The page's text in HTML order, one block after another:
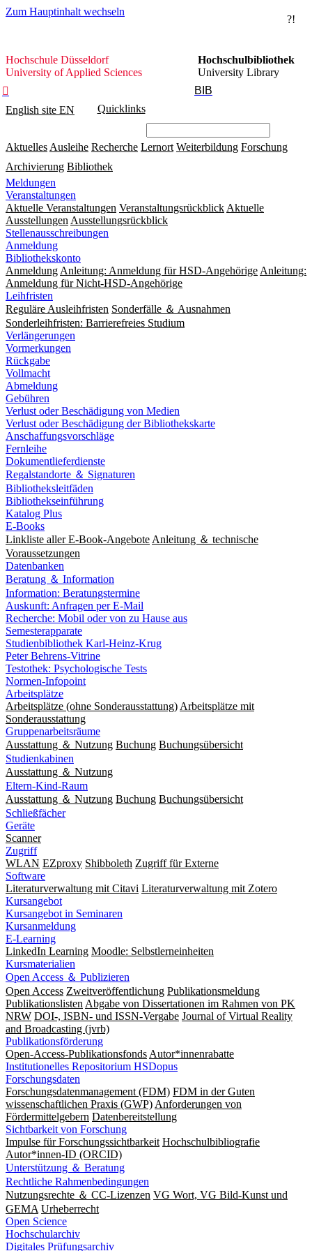
Zum Hauptinhalt wechseln
?!
Hochschule
Düsseldorf
Hochschule Düsseldorf
University of Applied Sciences
Hochschulbibliothek
University Library

BIB
English site EN Quicklinks
Aktuelles Ausleihe Recherche Lernort Weiterbildung Forschung
Archivierung Bibliothek
Meldungen
Veranstaltungen
Aktuelle Veranstaltungen Veranstaltungsrückblick Aktuelle
Ausstellungen Ausstellungsrückblick
Stellenausschreibungen
Anmeldung
Bibliothekskonto
Anmeldung Anleitung: Anmeldung für HSD-Angehörige Anleitung:
Anmeldung für Nicht-HSD-Angehörige
Leihfristen
Reguläre Ausleihfristen Sonderfälle ＆ Ausnahmen
Sonderleihfristen: Barrierefreies Studium
Verlängerungen
Vormerkungen
Rückgabe
Vollmacht
Abmeldung
Gebühren
Verlust oder Beschädigung von Medien
Verlust oder Beschädigung der Bibliothekskarte
Anschaffungsvorschläge
Fernleihe
Dokumentlieferdienste
Regalstandorte ＆ Signaturen
Bibliotheksleitfäden
Bibliothekseinführung
Katalog Plus
E-Books
Linkliste aller E-Book-Angebote Anleitung ＆ technische
Voraussetzungen
Datenbanken
Beratung ＆ Information
Information: Beratungstermine
Auskunft: Anfragen per E-Mail
Recherche: Mobil oder von zu Hause aus
Semesterapparate
Studienbibliothek Karl-Heinz-Krug
Peter Behrens-Vitrine
Testothek: Psychologische Tests
Normen-Infopoint
Arbeitsplätze
Arbeitsplätze (ohne Sonderausstattung) Arbeitsplätze mit
Sonderausstattung
Gruppenarbeitsräume
Ausstattung ＆ Nutzung Buchung Buchungsübersicht
Studienkabinen
Ausstattung ＆ Nutzung
Eltern-Kind-Raum
Ausstattung ＆ Nutzung Buchung Buchungsübersicht
Schließfächer
Geräte
Scanner
Zugriff
WLAN EZproxy Shibboleth Zugriff für Externe
Software
Literaturverwaltung mit Citavi Literaturverwaltung mit Zotero
Kursangebot
Kursangebot in Seminaren
Kursanmeldung
E-Learning
LinkedIn Learning Moodle: Selbstlerneinheiten
Kursmaterialien
Open Access ＆ Publizieren
Open Access Zweitveröffentlichung Publikationsmeldung
Publikationslisten Abgabe von Dissertationen im Rahmen von PK
NRW DOI-, ISBN- und ISSN-Vergabe Journal of Virtual Reality
and Broadcasting (jvrb)
Publikationsförderung
Open-Access-Publikationsfonds Autor*innenrabatte
Institutionelles Repositorium HSDopus
Forschungsdaten
Forschungsdatenmanagement (FDM) FDM in der Guten
wissenschaftlichen Praxis (GWP) Anforderungen von
Fördermittelgebern Datenbereitstellung
Sichtbarkeit von Forschung
Impulse für Forschungssichtbarkeit Hochschulbibliografie
Autor*innen-ID (ORCID)
Unterstützung ＆ Beratung
Rechtliche Rahmenbedingungen
Nutzungsrechte ＆ CC-Lizenzen VG Wort, VG Bild-Kunst und
GEMA Urheberrecht
Open Science
Hochschularchiv
Digitales Prüfungsarchiv